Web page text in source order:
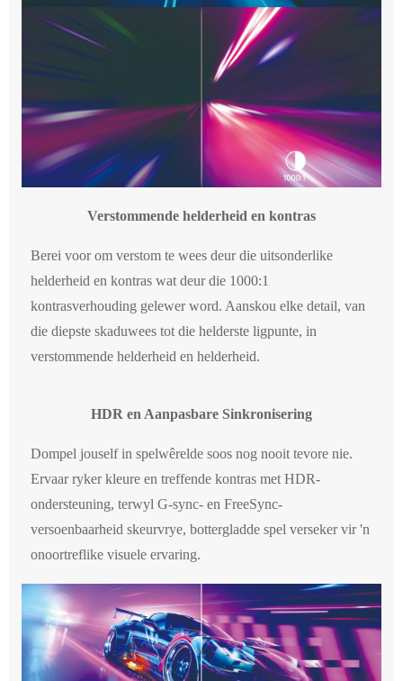
Verstommende helderheid en kontras
Berei voor om verstom te wees deur die uitsonderlike
helderheid en kontras wat deur die 1000:1
kontrasverhouding gelewer word. Aanskou elke detail, van
die diepste skaduwees tot die helderste ligpunte, in
verstommende helderheid en helderheid.
HDR en Aanpasbare Sinkronisering
Dompel jouself in spelwêrelde soos nog nooit tevore nie.
Ervaar ryker kleure en treffende kontras met HDR-
ondersteuning, terwyl G-sync- en FreeSync-
versoenbaarheid skeurvrye, bottergladde spel verseker vir 'n
onoortreflike visuele ervaring.